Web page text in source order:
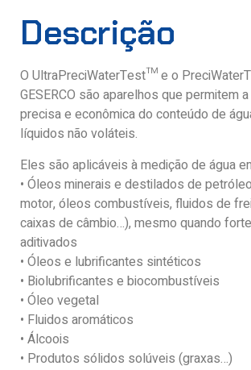
Descrição
O UltraPreciWaterTest™ e o
GESERCO são aparelhos que permitem
precisa e econômica do conteúdo de
líquidos não voláteis.
Eles são aplicáveis à medição de água
• Óleos minerais e destilados de
motor, óleos combustíveis, fluidos de
caixas de câmbio…), mesmo quando
aditivados
• Óleos e lubrificantes sintéticos
• Biolubrificantes e biocombustíveis
• Óleo vegetal
• Fluidos aromáticos
• Álcoois
• Produtos sólidos solúveis (graxas…)